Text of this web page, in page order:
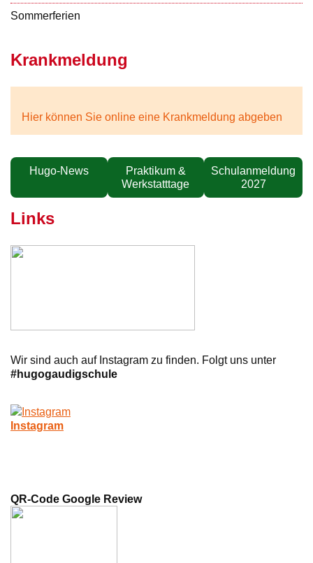
Sommerferien
Krankmeldung
Hier können Sie online eine Krankmeldung abgeben
Hugo-News
Praktikum &
Werkstatttage
Schulanmeldung
2027
Links
Wir sind auch auf Instagram zu finden. Folgt uns unter
#hugogaudigschule
Instagram
QR-Code Google Review